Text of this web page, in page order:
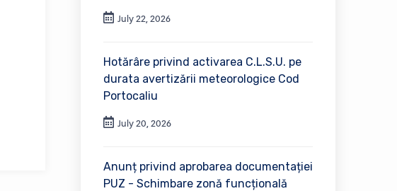
July 22, 2026
Hotărâre privind activarea C.L.S.U. pe
durata avertizării meteorologice Cod
Portocaliu
July 20, 2026
Anunț privind aprobarea documentației
PUZ - Schimbare zonă funcțională